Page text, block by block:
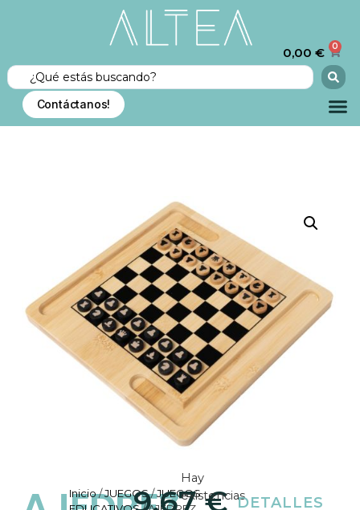
0,00 € 0
Contáctanos!
Inicio/JUEGOS/JUEGOS
9,67€
Hay
existenciasDETALLES